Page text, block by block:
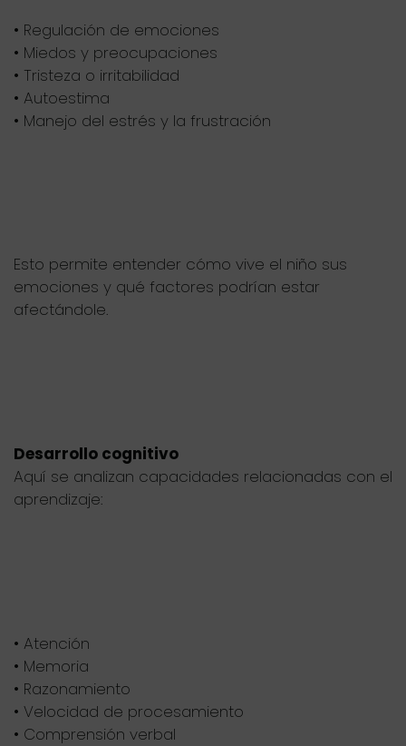
• Regulación de emociones
• Miedos y preocupaciones
• Tristeza o irritabilidad
• Autoestima
• Manejo del estrés y la frustración
Esto permite entender cómo vive el niño sus
emociones y qué factores podrían estar
afectándole.
Desarrollo cognitivo
Aquí se analizan capacidades relacionadas con el
aprendizaje:
• Atención
• Memoria
• Razonamiento
• Velocidad de procesamiento
• Comprensión verbal